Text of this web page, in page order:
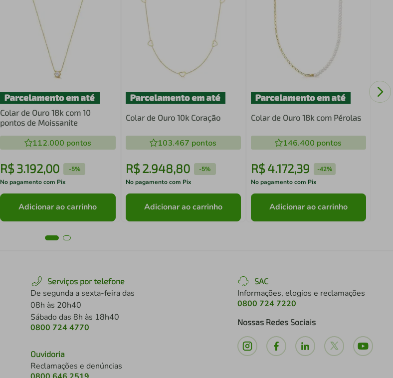
Colar de Ouro 18k com 10
pontos de Moissanite
112.000 pontos
R$3.192,00 -5%
No pagamento com Pix
Adicionar ao carrinho
Colar de Ouro 10k Coração
103.467 pontos
R$ 2.948,80 -5%
No pagamento com Pix
Adicionar ao carrinho
Colar de Ouro 18k com Pérolas
146.400 pontos
R$ 4.172,39 -42%
No pagamento com Pix
Adicionar ao carrinho
Serviços por telefone
De segunda a sexta-feira das
08h às 20h40
Sábado das 8h às 18h40
0800 724 4770
Ouvidoria
Reclamações e denúncias
SAC
Informações, elogios e reclamações
0800 724 7220
Nossas Redes Sociais